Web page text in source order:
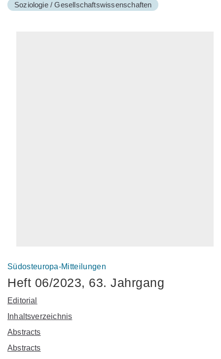
Soziologie / Gesellschaftswissenschaften
Südosteuropa-Mitteilungen
Heft 06/2023, 63. Jahrgang
Editorial
Inhaltsverzeichnis
Abstracts
Abstracts